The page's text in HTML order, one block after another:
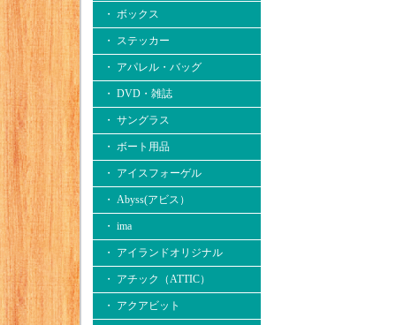
・ ボックス
・ ステッカー
・ アパレル・バッグ
・ DVD・雑誌
・ サングラス
・ ボート用品
・ アイスフォーゲル
・ Abyss(アビス）
・ ima
・ アイランドオリジナル
・ アチック（ATTIC）
・ アクアビット